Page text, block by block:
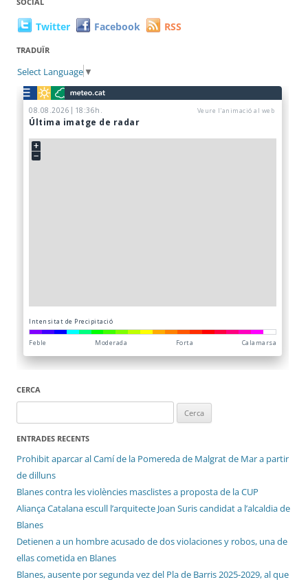
Twitter Facebook RSS
TRADUÏR
Select Language ▼
CERCA
ENTRADES RECENTS
Prohibit aparcar al Camí de la Pomereda de Malgrat de Mar a partir
de dilluns
Blanes contra les violències masclistes a proposta de la CUP
Aliança Catalana escull l’arquitecte Joan Suris candidat a l’alcaldia de
Blanes
Detienen a un hombre acusado de dos violaciones y robos, una de
ellas cometida en Blanes
Blanes, ausente por segunda vez del Pla de Barris 2025-2029, al que